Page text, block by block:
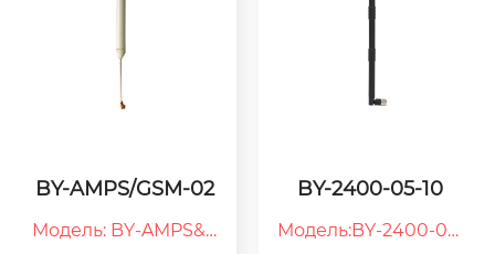
BY-AMPS/GSM-02
Модель: BY-AMPS&G
BY-2400-05-10
Модель:BY-2400-05-